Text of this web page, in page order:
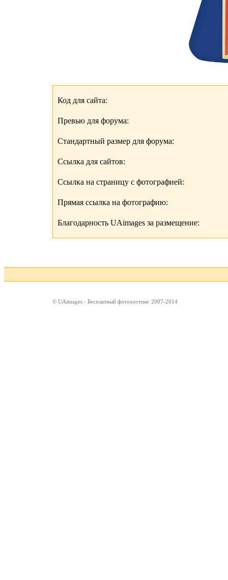
Код для сайта:
Превью для форума:
Стандартный размер для форума:
Ссылка для сайтов:
Ссылка на страницу с фотографией:
Прямая ссылка на фотографию:
Благодарность UAimages за размещение:
© UAimages - Бесплатный фотохостинг 2007-2014